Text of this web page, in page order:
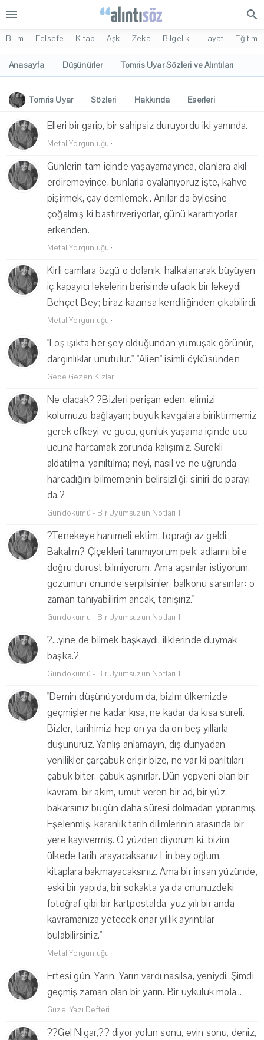
menu search
Bilim Felsefe Kitap Aşk Zeka Bilgelik Hayat Eğitim
Anasayfa Düşünürler Tomris Uyar Sözleri ve Alıntıları
Tomris Uyar Sözleri Hakkında
Eserleri
İlgi Alanları
Yorumlar
Elleri bir garip, bir sahipsiz duruyordu iki yanında.
Metal Yorgunluğu ·
Günlerin tam içinde yaşayamayınca, olanlara akıl
erdiremeyince, bunlarla oyalanıyoruz işte, kahve
pişirmek, çay demlemek.. Anılar da öylesine
çoğalmış ki bastırıveriyorlar, günü karartıyorlar
erkenden.
Metal Yorgunluğu ·
Kirli camlara özgü o dolanık, halkalanarak büyüyen
iç kapayıcı lekelerin berisinde ufacık bir lekeydi
Behçet Bey; biraz kazınsa kendiliğinden çıkabilirdi.
Metal Yorgunluğu ·
"Loş ışıkta her şey olduğundan yumuşak görünür,
dargınlıklar unutulur." "Alien" isimli öyküsünden
Gece Gezen Kızlar ·
Ne olacak? ?Bizleri perişan eden, elimizi
kolumuzu bağlayan; büyük kavgalara biriktirmemiz
gerek öfkeyi ve gücü, günlük yaşama içinde ucu
ucuna harcamak zorunda kalışımız. Sürekli
aldatılma, yanıltılma; neyi, nasıl ve ne uğrunda
harcadığını bilmemenin belirsizliği; siniri de parayı
da.?
Gündökümü - Bir Uyumsuzun Notları 1 ·
?Tenekeye hanımeli ektim, toprağı az geldi.
Bakalım? Çiçekleri tanımıyorum pek, adlarını bile
doğru dürüst bilmiyorum. Ama açsınlar istiyorum,
gözümün önünde serpilsinler, balkonu sarsınlar: o
zaman tanıyabilirim ancak, tanışırız."
Gündökümü - Bir Uyumsuzun Notları 1 ·
?...yine de bilmek başkaydı, iliklerinde duymak
başka.?
Gündökümü - Bir Uyumsuzun Notları 1 ·
"Demin düşünüyordum da, bizim ülkemizde
geçmişler ne kadar kısa, ne kadar da kısa süreli.
Bizler, tarihimizi hep on ya da on beş yıllarla
düşünürüz. Yanlış anlamayın, dış dünyadan
yenilikler çarçabuk erişir bize, ne var ki parıltıları
çabuk biter, çabuk aşınırlar. Dün yepyeni olan bir
kavram, bir akım, umut veren bir ad, bir yüz,
bakarsınız bugün daha süresi dolmadan yıpranmış.
Eşelenmiş, karanlık tarih dilimlerinin arasında bir
yere kayıvermiş. O yüzden diyorum ki, bizim
ülkede tarih arayacaksanız Lin bey oğlum,
kitaplara bakmayacaksınız. Ama bir insan yüzünde,
eski bir yapıda, bir sokakta ya da önünüzdeki
fotoğraf gibi bir kartpostalda, yüz yılı bir anda
kavramanıza yetecek onar yıllık ayrıntılar
bulabilirsiniz."
Metal Yorgunluğu ·
Ertesi gün. Yarın. Yarın vardı nasılsa, yeniydi. Şimdi
geçmiş zaman olan bir yarın. Bir uykuluk mola...
Güzel Yazı Defteri ·
??Gel Nigar,?? diyor yolun sonu, evin sonu, deniz,